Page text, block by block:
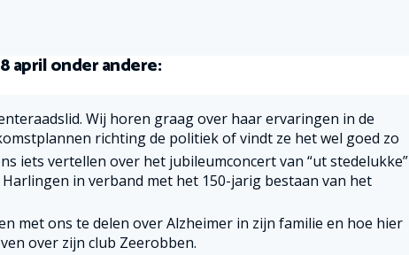
april onder andere:
Wij horen graag over haar ervaringen in de
richting de politiek of vindt ze het wel goed zo
iets vertellen over het jubileumconcert van “ut stedelukke”
in verband met het 150-jarig bestaan van het
met ons te delen over Alzheimer in zijn familie en hoe hier
over zijn club Zeerobben.